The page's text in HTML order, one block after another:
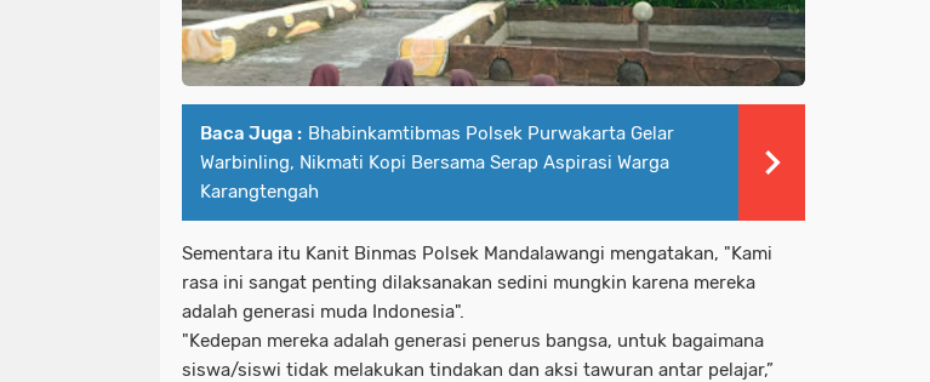
Baca Juga : Bhabinkamtibmas Polsek Purwakarta Gelar
Warbinling, Nikmati Kopi Bersama Serap Aspirasi Warga
Karangtengah
Sementara itu Kanit Binmas Polsek Mandalawangi mengatakan, "Kami
rasa ini sangat penting dilaksanakan sedini mungkin karena mereka
adalah generasi muda Indonesia".
"Kedepan mereka adalah generasi penerus bangsa, untuk bagaimana
siswa/siswi tidak melakukan tindakan dan aksi tawuran antar pelajar,”